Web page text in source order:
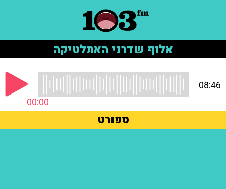
אלוף שדרני האתלטיקה
00:00
08:46
ספורט